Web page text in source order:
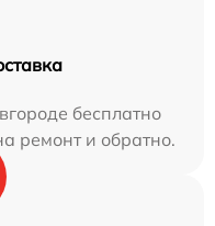
бесплатно
ремонт и обратно.